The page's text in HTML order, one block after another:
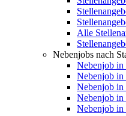
Alle
Nebenjobs nach
Nebenjob in
Nebenjob in
Nebenjob
Nebenjob in
Nebenjob in